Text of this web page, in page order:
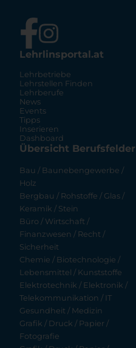
Lehrlinsportal.at
Lehrbetriebe
Lehrstellen Finden
Lehrberufe
News
Events
Tipps
Inserieren
Dashboard
Übersicht Berufsfelder
Bau / Baunebengewerbe /
Holz
Bergbau / Rohstoffe / Glas /
Keramik / Stein
Büro / Wirtschaft /
Finanzwesen / Recht /
Sicherheit
Chemie / Biotechnologie /
Lebensmittel / Kunststoffe
Elektrotechnik / Elektronik /
Telekommunikation / IT
Gesundheit / Medizin
Grafik / Druck / Papier /
Fotografie